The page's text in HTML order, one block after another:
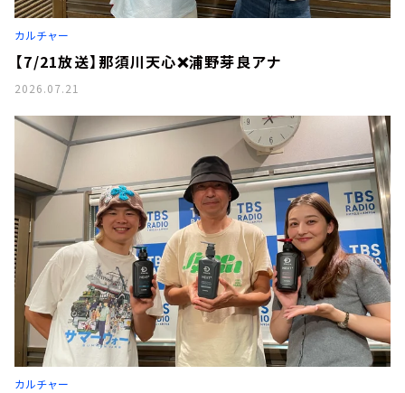
カルチャー
【7/21放送】那須川天心❌浦野芽良アナ
2026.07.21
カルチャー